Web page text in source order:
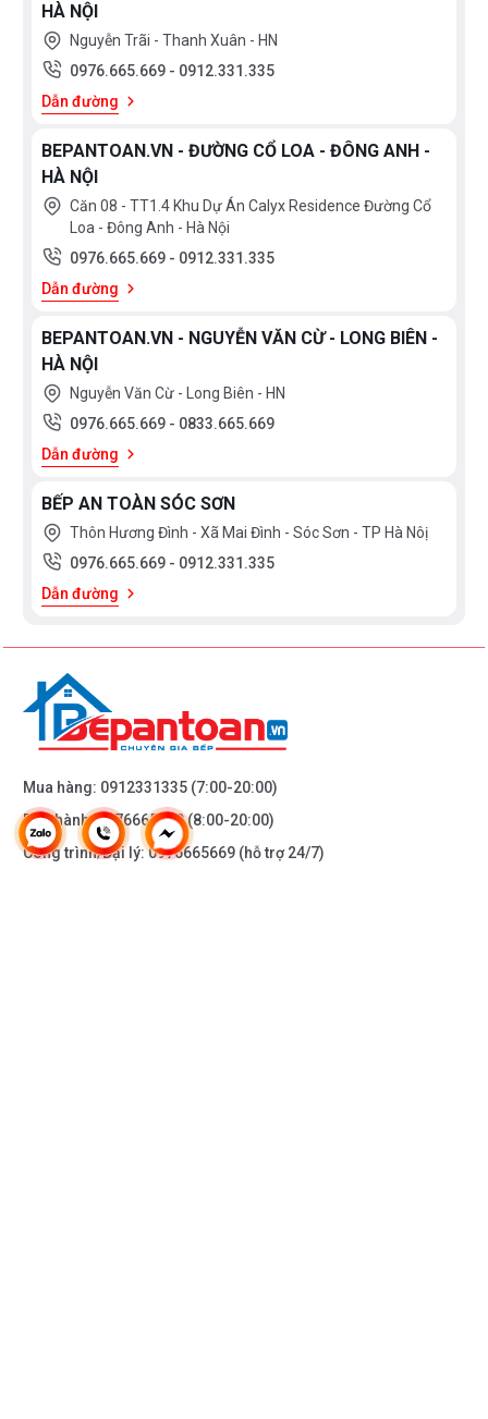
HÀ NỘI
Nguyễn Trãi - Thanh Xuân - HN
0976.665.669 - 0912.331.335
Dẫn đường
BEPANTOAN.VN - ĐƯỜNG CỔ LOA - ĐÔNG ANH -
HÀ NỘI
Căn 08 - TT1.4 Khu Dự Án Calyx Residence Đường Cổ
Loa - Đông Anh - Hà Nội
0976.665.669 - 0912.331.335
Dẫn đường
BEPANTOAN.VN - NGUYỄN VĂN CỪ - LONG BIÊN -
HÀ NỘI
Nguyễn Văn Cừ - Long Biên - HN
0976.665.669 - 0833.665.669
Dẫn đường
BẾP AN TOÀN SÓC SƠN
Thôn Hương Đình - Xã Mai Đình - Sóc Sơn - TP Hà Nôị
0976.665.669 - 0912.331.335
Dẫn đường
Mua hàng: 0912331335 (7:00-20:00)
Bảo hành:0976665669(8:00-20:00)
Công trình/Đại lý:0976665669 (hỗ trợ 24/7)